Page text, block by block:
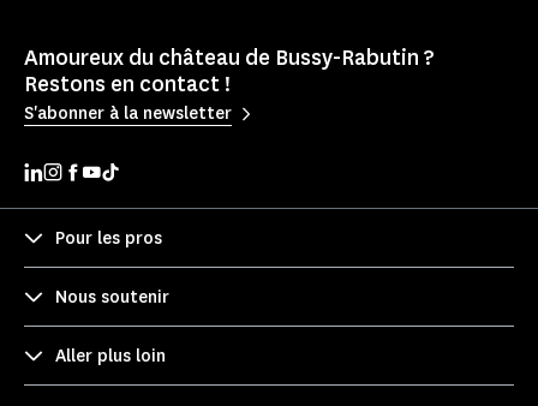
Amoureux du château de Bussy-Rabutin ?
Restons en contact !
S'abonner à la newsletter
Pour les pros
Nous soutenir
Aller plus loin